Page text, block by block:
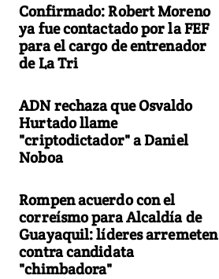
Confirmado: Robert Moreno
ya fue contactado por la FEF
para el cargo de entrenador
de La Tri
ADN rechaza que Osvaldo
Hurtado llame
"criptodictador" a Daniel
Noboa
Rompen acuerdo con el
correísmo para Alcaldía de
Guayaquil: líderes arremeten
contra candidata
"chimbadora"